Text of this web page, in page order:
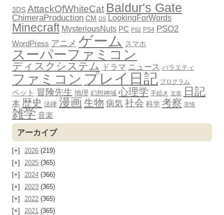
3DS AttackOfWhiteCat Baldur's Gate
ChimeraProduction CM DS LookingForWords
Minecraft MysteriousNuts PC PS2 PS4 PSO2
WordPress アニメ ゲーム スマホ
スーパーファミコン
ディスクシステム ドラマ ニュース バラエティ
ファミコン プレイ日記 プログラム
ペット 冒険先生 地理 幻想神域 心理学 手続き 文章 日記
本 歴史 法律 漫画 生物 病気 社会 科学 考察 苦情
雑学 音楽
アーカイブ
2026 (219)
2025 (365)
2024 (366)
2023 (365)
2022 (365)
2021 (365)